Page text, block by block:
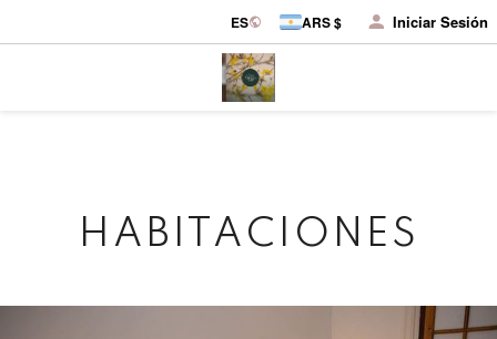
ES ARS $ Iniciar Sesión
HABITACIONES